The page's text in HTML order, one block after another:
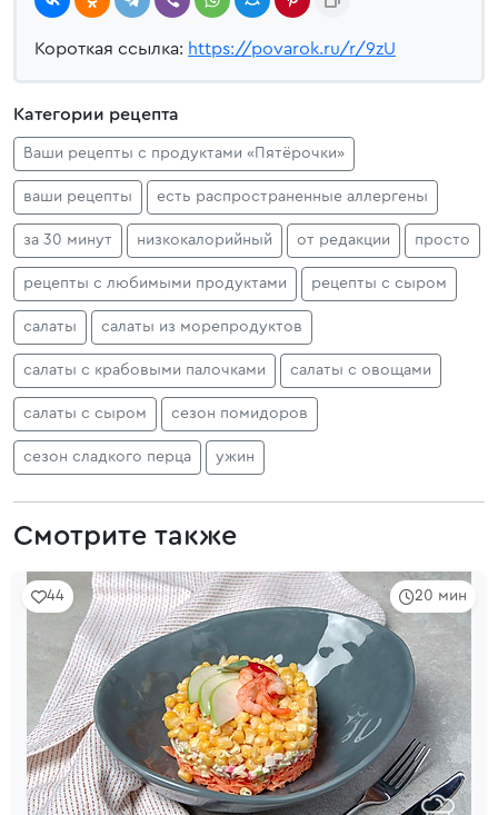
Короткая ссылка: https://povarok.ru/r/9zU
Категории рецепта
Ваши рецепты с продуктами «Пятёрочки»
ваши рецепты есть распространенные аллергены
за 30 минут низкокалорийный от редакции просто
рецепты с любимыми продуктами рецепты с сыром
салаты салаты из морепродуктов
салаты с крабовыми палочками салаты с овощами
салаты с сыром сезон помидоров
сезон сладкого перца ужин
Смотрите также
20 мин
44